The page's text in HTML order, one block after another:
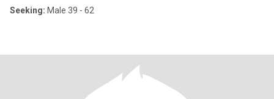
Seeking: Male 39 - 62